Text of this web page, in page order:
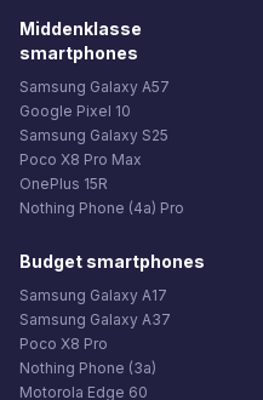
Middenklasse
smartphones
Samsung Galaxy A57
Google Pixel 10
Samsung Galaxy S25
Poco X8 Pro Max
OnePlus 15R
Nothing Phone (4a) Pro
Budget smartphones
Samsung Galaxy A17
Samsung Galaxy A37
Poco X8 Pro
Nothing Phone (3a)
Motorola Edge 60